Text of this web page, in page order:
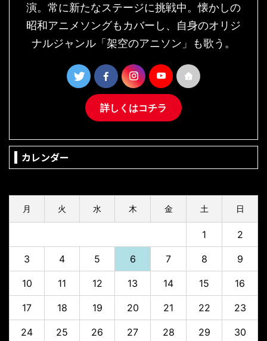
演。常に新たなステージに挑戦中。懐かしの
昭和アニメソングもカバーし、自身のオリジ
ナルジャンル「架空のアニソン」も歌う。
詳しくはコチラ
カレンダー
月 火 水 木 金 土 日
1 2
3 4 5 6 7 8 9
10 11 12 13 14 15 16
17 18 19 20 21 22 23
24 25 26 27 28 29 30